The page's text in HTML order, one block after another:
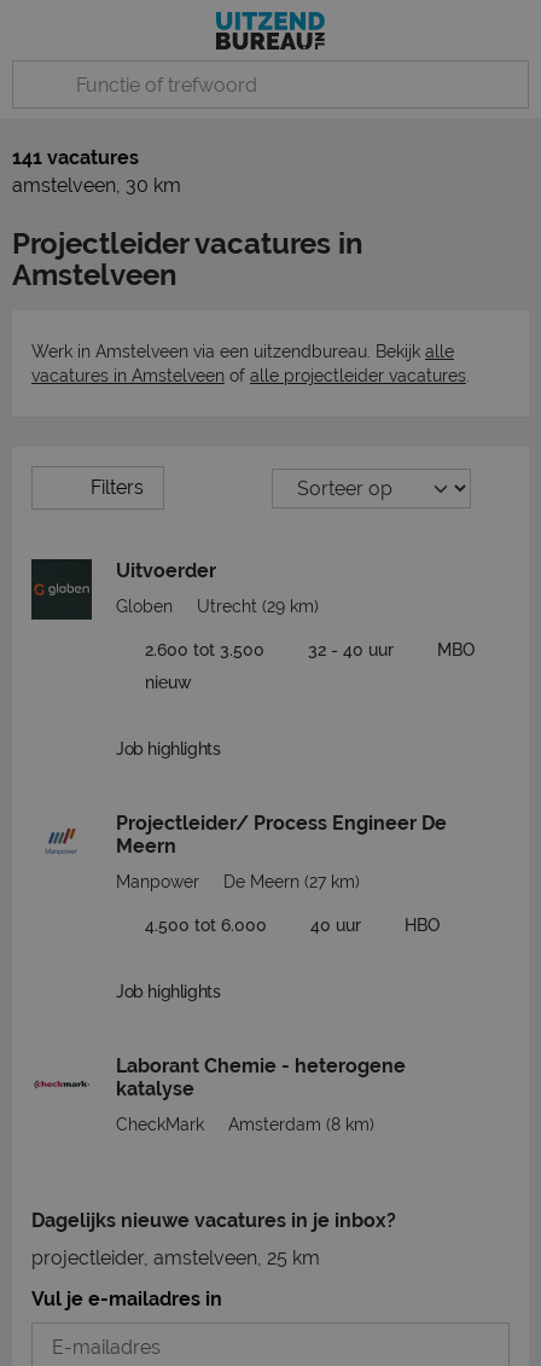
141 vacatures
amstelveen, 30 km
Projectleider vacatures in
Amstelveen
Werk in Amstelveen via een uitzendbureau. Bekijk alle
vacatures in Amstelveen of alle projectleider vacatures
Filters
Uitvoerder
Globen Utrecht (29 km)
2.600 tot 3.500 32 - 40 uur
MBO
nieuw
Job highlights
Projectleider/ Process Engineer De
Meern
Manpower De Meern (27 km)
4.500 tot 6.000 40 uur HBO
Job highlights
Laborant Chemie - heterogene
katalyse
CheckMark Amsterdam (8 km)
Dagelijks nieuwe vacatures in je inbox?
projectleider, amstelveen, 25 km
Vul je e-mailadres in